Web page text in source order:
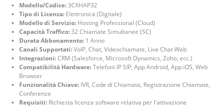
Modello/Codice:3CXHAP32
Tipo di Licenza: Elettronica (Digitale)
Modello di Servizio: Hosting Professional (Cloud)
Capacità Traffico:32 Chiamate Simultanee (SC)
Durata Abbonamento: 1 Anno
Canali Supportati:VoIP, Chat, Videochiamate, Live Chat Web
Integrazioni:CRM (Salesforce, Microsoft Dynamics, Zoho, ecc.)
Compatibilità Hardware:Telefoni IP SIP, App Android, App iOS, Web
Browser
Funzionalità Chiave: IVR, Code di Chiamata, Registrazione Chiamate,
Conferenze
Requisiti: Richiesta licenza software relativa per l'attivazione